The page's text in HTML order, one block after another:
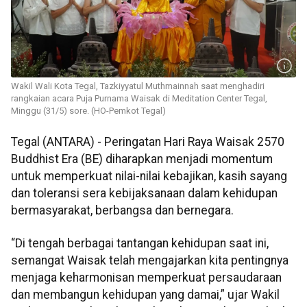
Wakil Wali Kota Tegal, Tazkiyyatul Muthmainnah saat menghadiri
rangkaian acara Puja Purnama Waisak di Meditation Center Tegal,
Minggu (31/5) sore. (HO-Pemkot Tegal)
Tegal (ANTARA) - Peringatan Hari Raya Waisak 2570
Buddhist Era (BE) diharapkan menjadi momentum
untuk memperkuat nilai-nilai kebajikan, kasih sayang
dan toleransi sera kebijaksanaan dalam kehidupan
bermasyarakat, berbangsa dan bernegara.
“Di tengah berbagai tantangan kehidupan saat ini,
semangat Waisak telah mengajarkan kita pentingnya
menjaga keharmonisan memperkuat persaudaraan
dan membangun kehidupan yang damai,” ujar Wakil